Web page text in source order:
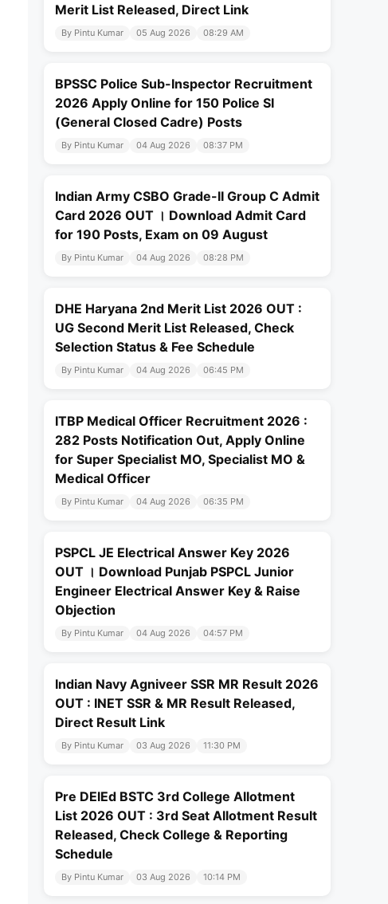
Merit List Released, Direct Link
By Pintu Kumar 05 Aug 2026 08:29 AM
BPSSC Police Sub-Inspector Recruitment
2026 Apply Online for 150 Police SI
(General Closed Cadre) Posts
By Pintu Kumar 04 Aug 2026 08:37 PM
Indian Army CSBO Grade-II Group C Admit
Card 2026 OUT । Download Admit Card
for 190 Posts, Exam on 09 August
By Pintu Kumar 04 Aug 2026 08:28 PM
DHE Haryana 2nd Merit List 2026 OUT :
UG Second Merit List Released, Check
Selection Status & Fee Schedule
By Pintu Kumar 04 Aug 2026 06:45 PM
ITBP Medical Officer Recruitment 2026 :
282 Posts Notification Out, Apply Online
for Super Specialist MO, Specialist MO &
Medical Officer
By Pintu Kumar 04 Aug 2026 06:35 PM
PSPCL JE Electrical Answer Key 2026
OUT । Download Punjab PSPCL Junior
Engineer Electrical Answer Key & Raise
Objection
By Pintu Kumar 04 Aug 2026 04:57 PM
Indian Navy Agniveer SSR MR Result 2026
OUT : INET SSR & MR Result Released,
Direct Result Link
By Pintu Kumar 03 Aug 2026 11:30 PM
Pre DElEd BSTC 3rd College Allotment
List 2026 OUT : 3rd Seat Allotment Result
Released, Check College & Reporting
Schedule
By Pintu Kumar 03 Aug 2026 10:14 PM